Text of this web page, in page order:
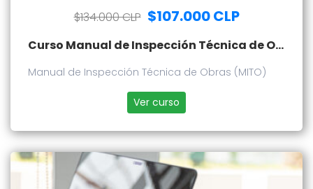
$134.000 CLP $107.000 CLP
Curso Manual de Inspección Técnica de Obras (MITO)
Manual de Inspección Técnica de Obras (MITO)
Ver curso